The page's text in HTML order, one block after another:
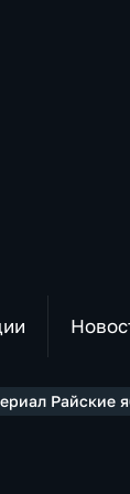
Райские